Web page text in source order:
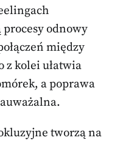
odnowy
między
z kolei ułatwia
a poprawa
tworzą na